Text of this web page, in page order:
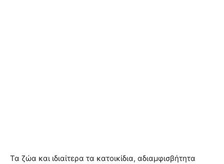
Τα ζώα και ιδιαίτερα τα κατοικίδια, αδιαμφισβήτητα